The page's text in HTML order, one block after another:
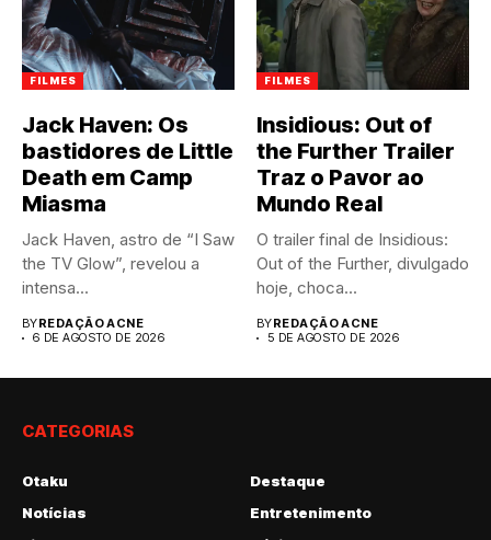
FILMES
Jack Haven: Os
bastidores de Little
Death em Camp
Miasma
Jack Haven, astro de “I Saw
the TV Glow”, revelou a
intensa...
BYREDAÇÃO ACNE
6 DE AGOSTO DE 2026
FILMES
Insidious: Out of
the Further Trailer
Traz o Pavor ao
Mundo Real
O trailer final de Insidious:
Out of the Further, divulgado
hoje, choca...
BYREDAÇÃO ACNE
5 DE AGOSTO DE 2026
CATEGORIAS
Otaku
Destaque
Notícias
Entretenimento